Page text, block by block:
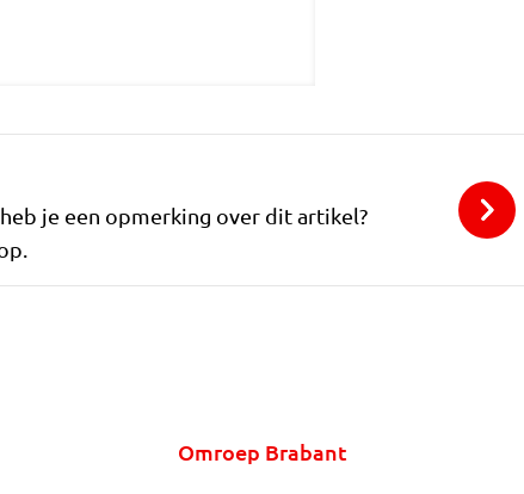
je een opmerking over dit artikel?
Omroep Brabant